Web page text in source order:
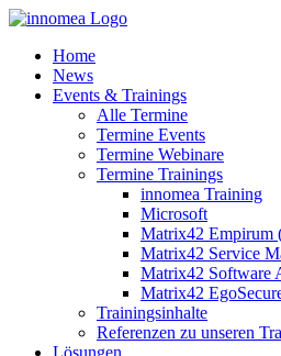
Zum
springenHome
News
Events & Trainings
Alle Termine
Termine Events
Termine Webinare
Termine Trainings
innomea Training
Microsoft
Matrix42 Empirum
Matrix42 Service
Matrix42 Software
Matrix42
Trainingsinhalte
Referenzen zu unseren
Lösungen